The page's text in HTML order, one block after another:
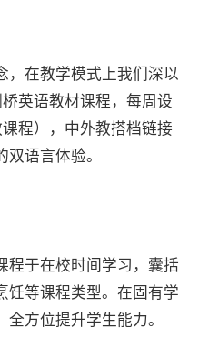
在教学模式上我们深以
英语教材课程，每周设
程），中外教搭档链接
语言体验。
于在校时间学习，囊括
饪等课程类型。在固有学
方位提升学生能力。